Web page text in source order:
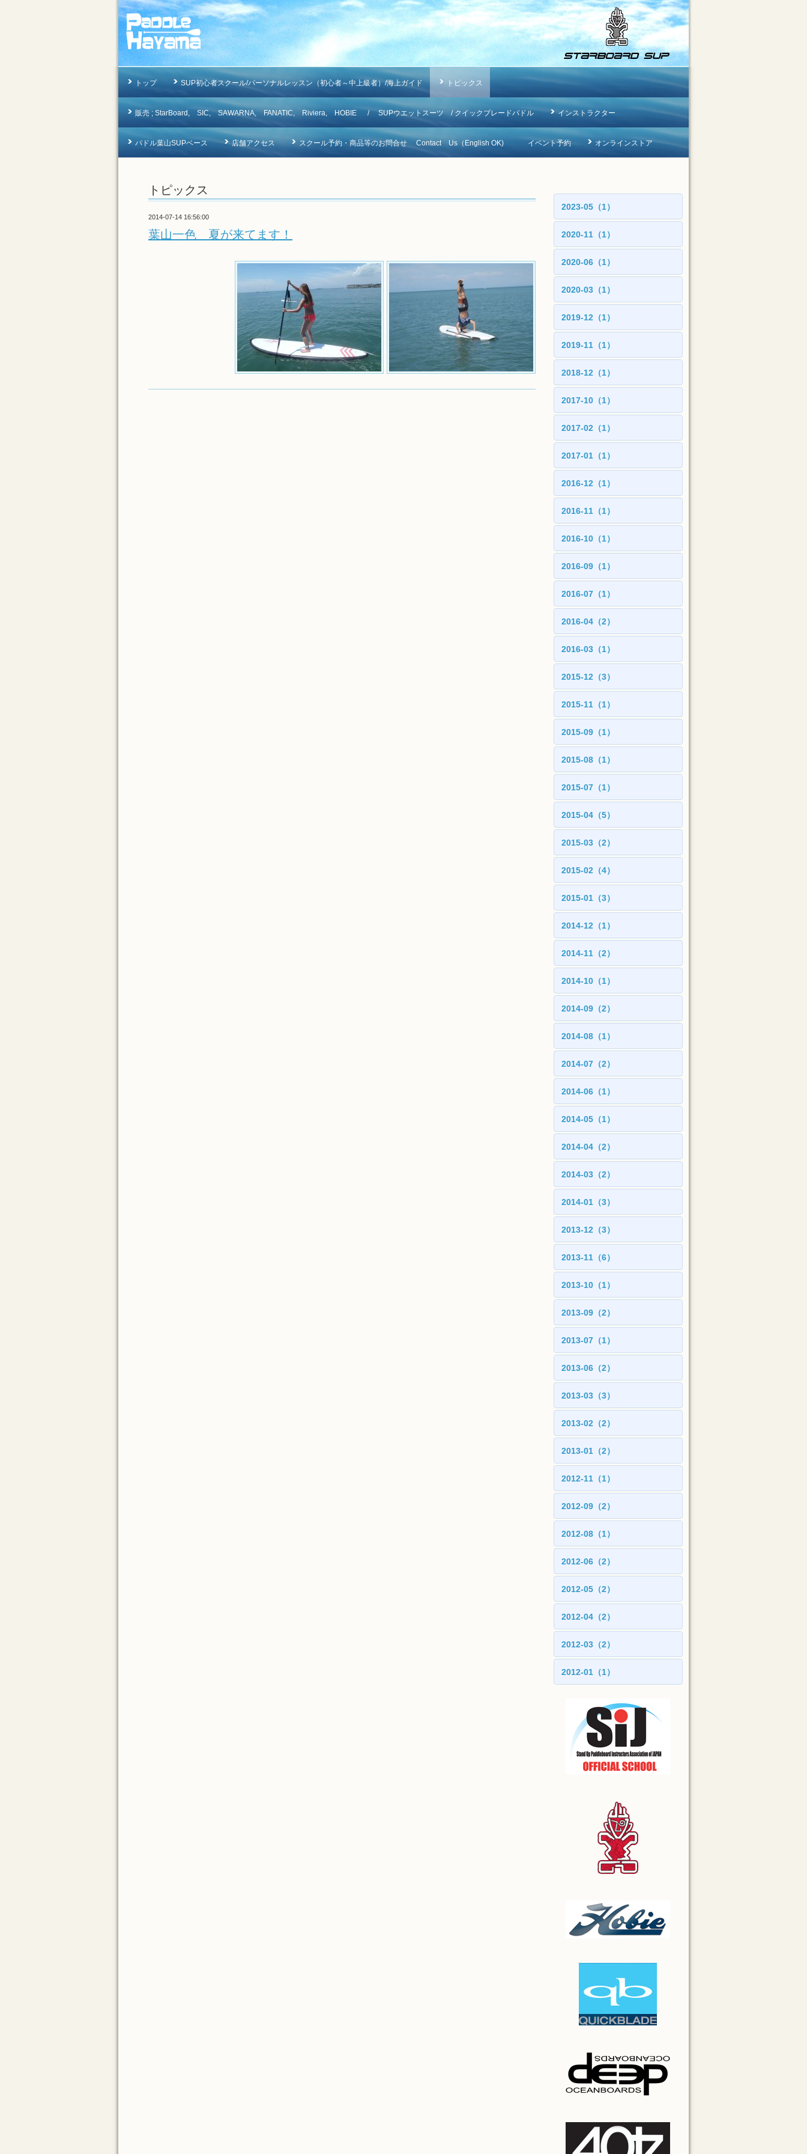
トップ SUP初心者スクール/パーソナルレッスン（初心者～中上級者）/海上ガイド トピックス
販売 ; StarBoard, SIC, SAWARNA, FANATIC, Riviera, HOBIE / SUPウエットスーツ / クイックブレードパドル インストラクター
パドル葉山SUPベース 店舗アクセス スクール予約・商品等のお問合せ Contact Us（English OK) イベント予約 オンラインストア
トピックス
2014-07-14 16:56:00
葉山一色 夏が来てます！
2023-05（1）
2020-11（1）
2020-06（1）
2020-03（1）
2019-12（1）
2019-11（1）
2018-12（1）
2017-10（1）
2017-02（1）
2017-01（1）
2016-12（1）
2016-11（1）
2016-10（1）
2016-09（1）
2016-07（1）
2016-04（2）
2016-03（1）
2015-12（3）
2015-11（1）
2015-09（1）
2015-08（1）
2015-07（1）
2015-04（5）
2015-03（2）
2015-02（4）
2015-01（3）
2014-12（1）
2014-11（2）
2014-10（1）
2014-09（2）
2014-08（1）
2014-07（2）
2014-06（1）
2014-05（1）
2014-04（2）
2014-03（2）
2014-01（3）
2013-12（3）
2013-11（6）
2013-10（1）
2013-09（2）
2013-07（1）
2013-06（2）
2013-03（3）
2013-02（2）
2013-01（2）
2012-11（1）
2012-09（2）
2012-08（1）
2012-06（2）
2012-05（2）
2012-04（2）
2012-03（2）
2012-01（1）